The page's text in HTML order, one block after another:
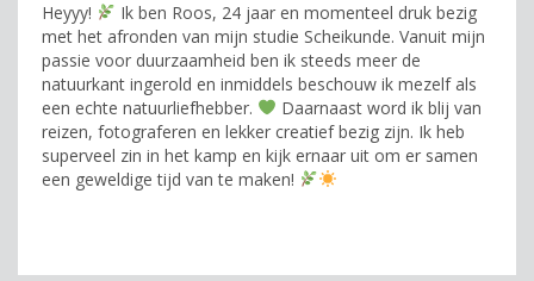
Heyyy!
Ik ben Roos, 24 jaar en momenteel druk bezig
met het afronden van mijn studie Scheikunde. Vanuit mijn
passie voor duurzaamheid ben ik steeds meer de
natuurkant ingerold en inmiddels beschouw ik mezelf als
een echte natuurliefhebber.
Daarnaast word ik blij van
reizen, fotograferen en lekker creatief bezig zijn. Ik heb
superveel zin in het kamp en kijk ernaar uit om er samen
een geweldige tijd van te maken!